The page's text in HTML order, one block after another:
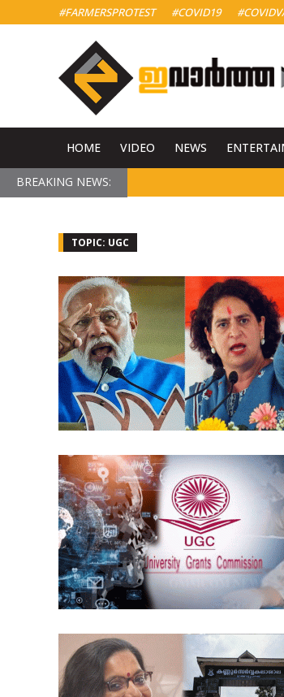
#FARMERSPROTEST #COVID19
HOME VIDEO NEWS
BREAKING NEWS:
TOPIC: UGC